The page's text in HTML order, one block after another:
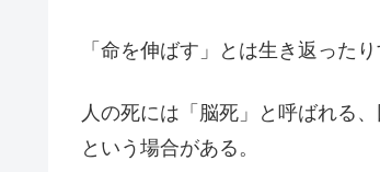
「命を伸ばす」とは生き返った
人の死には「脳死」と呼ばれる
という場合がある。